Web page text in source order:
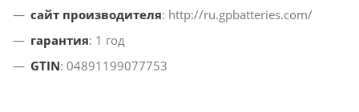
сайт производителя: http://ru.gpbatteries.com/
гарантия: 1 год
GTIN: 04891199077753